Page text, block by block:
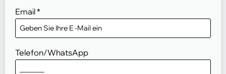
Email*
Telefon/WhatsApp